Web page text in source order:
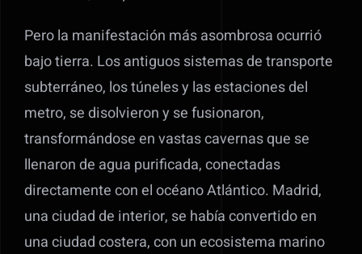
Pero la manifestación más asombrosa ocurrió
bajo tierra. Los antiguos sistemas de transporte
subterráneo, los túneles y las estaciones del
metro, se disolvieron y se fusionaron,
transformándose en vastas cavernas que se
llenaron de agua purificada, conectadas
directamente con el océano Atlántico. Madrid,
una ciudad de interior, se había convertido en
una ciudad costera, con un ecosistema marino